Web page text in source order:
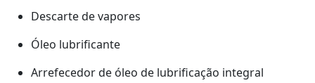
Descarte de vapores
Óleo lubrificante
Arrefecedor de óleo de lubrificação integral